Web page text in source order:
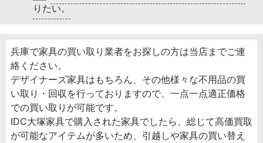
りたい。
兵庫で家具の買い取り業者をお探しの方は当店までご連
絡ください。
デザイナーズ家具はもちろん、その他様々な不用品の買
い取り・回収を行っておりますので、一点一点適正価格
での買い取りが可能です。
IDC大塚家具で購入された家具でしたら、総じて高価買取
が可能なアイテムが多いため、引越しや家具の買い替え